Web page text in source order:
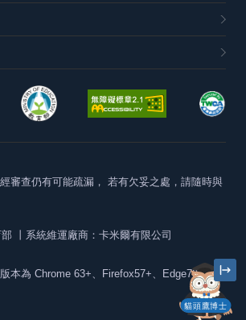
貓頭鷹博士
審查仍有可能疏漏， 若有欠妥之處，請隨時與
丨系統維運廠商：卡米爾有限公司
本為 Chrome 63+、Firefox57+、Edge79+及